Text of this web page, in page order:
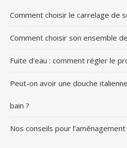
Comment choisir le carrelage de
Comment choisir son ensemble
Fuite d’eau : comment régler le
Peut-on avoir une douche
bain ?
Nos conseils pour